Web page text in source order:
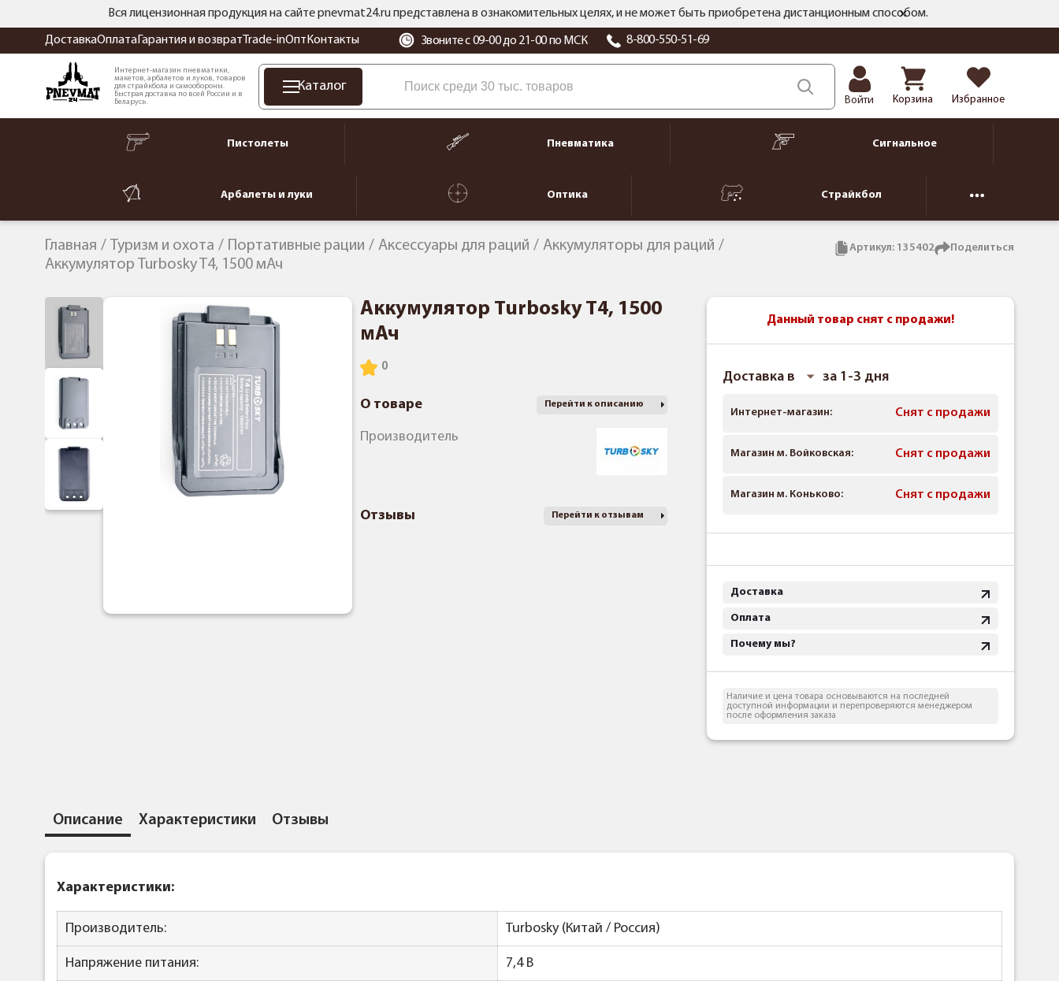
Вся лицензионная продукция на сайте pnevmat24.ru представлена в ознакомительных целях, и не может быть приобретена дистанционным способом.
ДоставкаОплата Гарантия и возврат Trade-inОпт Контакты Звоните с 09-00 до 21-00 по МСК 8-800-550-51-69
Интернет-магазин пневматики,
макетов, арбалетов и луков, товаров
для страйкбола и самообороны.
Быстрая доставка по всей России и в
Беларусь.
Каталог
Войти Корзина Избранное
Пистолеты Пневматика Сигнальное
Арбалеты и луки Оптика Страйкбол
Главная Туризм и охота Портативные рации Аксессуары для раций
Аккумуляторы для раций
Аккумулятор Turbosky T4, 1500 мАч
Артикул: 135402 Поделиться
Аккумулятор Turbosky T4, 1500
мАч
О товаре Перейти к описанию
Производитель
Отзывы Перейти к отзывам
Данный товар снят с продажи!
Доставка в за 1-3 дня
Интернет-магазин: Снят с продажи
Магазин м. Войковская: Снят с продажи
Магазин м. Коньково: Снят с продажи
Доставка
Оплата
Почему мы?
Наличие и цена товара основываются на последней
доступной информации и перепроверяются менеджером
после оформления заказа
Описание Характеристики Отзывы
Характеристики:
Производитель: Turbosky (Китай / Россия)
Напряжение питания: 7,4 В